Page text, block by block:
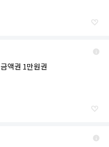
액권 1만원권